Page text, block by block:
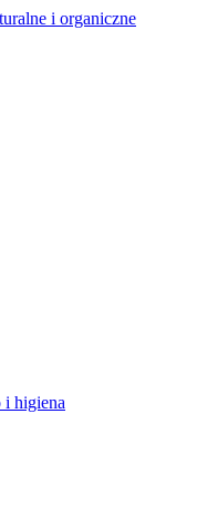
i organiczne
i higiena